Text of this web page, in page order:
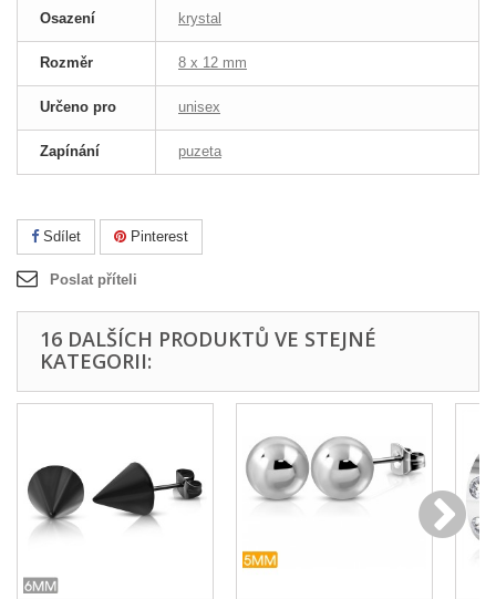
Osazení krystal
Rozměr 8 x 12 mm
Určeno pro unisex
Zapínání puzeta
Sdílet Pinterest
Poslat příteli
16 DALŠÍCH PRODUKTŮ VE STEJNÉ
KATEGORII: